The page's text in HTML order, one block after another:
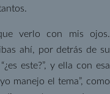
verlo con mis ojos.
ahí, por detrás de su
este?”, y ella con esa
manejo el tema”, como